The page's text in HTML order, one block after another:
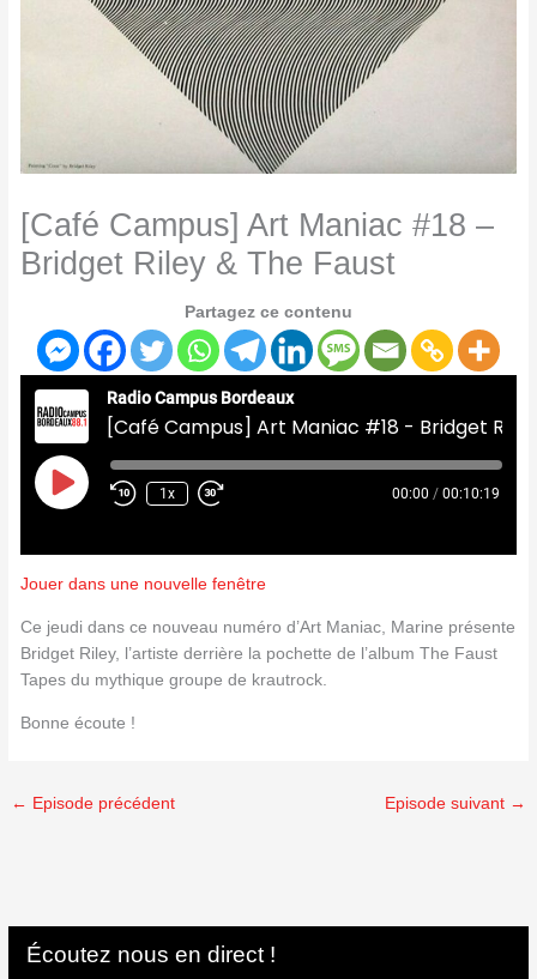
[Café Campus] Art Maniac #18 –
Bridget Riley & The Faust
Partagez ce contenu
Radio Campus Bordeaux
Play
Episode
1x 00:00 / 00:10:19
Jouer dans une nouvelle fenêtre
Ce jeudi dans ce nouveau numéro d’Art Maniac, Marine présente
Bridget Riley, l’artiste derrière la pochette de l’album The Faust
Tapes du mythique groupe de krautrock.
Bonne écoute !
← Episode précédent Episode suivant →
Écoutez nous en direct !